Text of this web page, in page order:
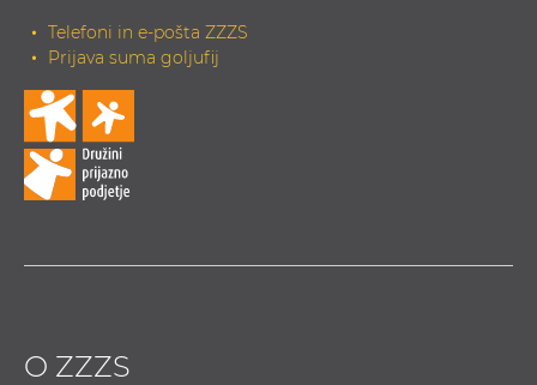
Telefoni in e-pošta ZZZS
Prijava suma goljufij
O ZZZS